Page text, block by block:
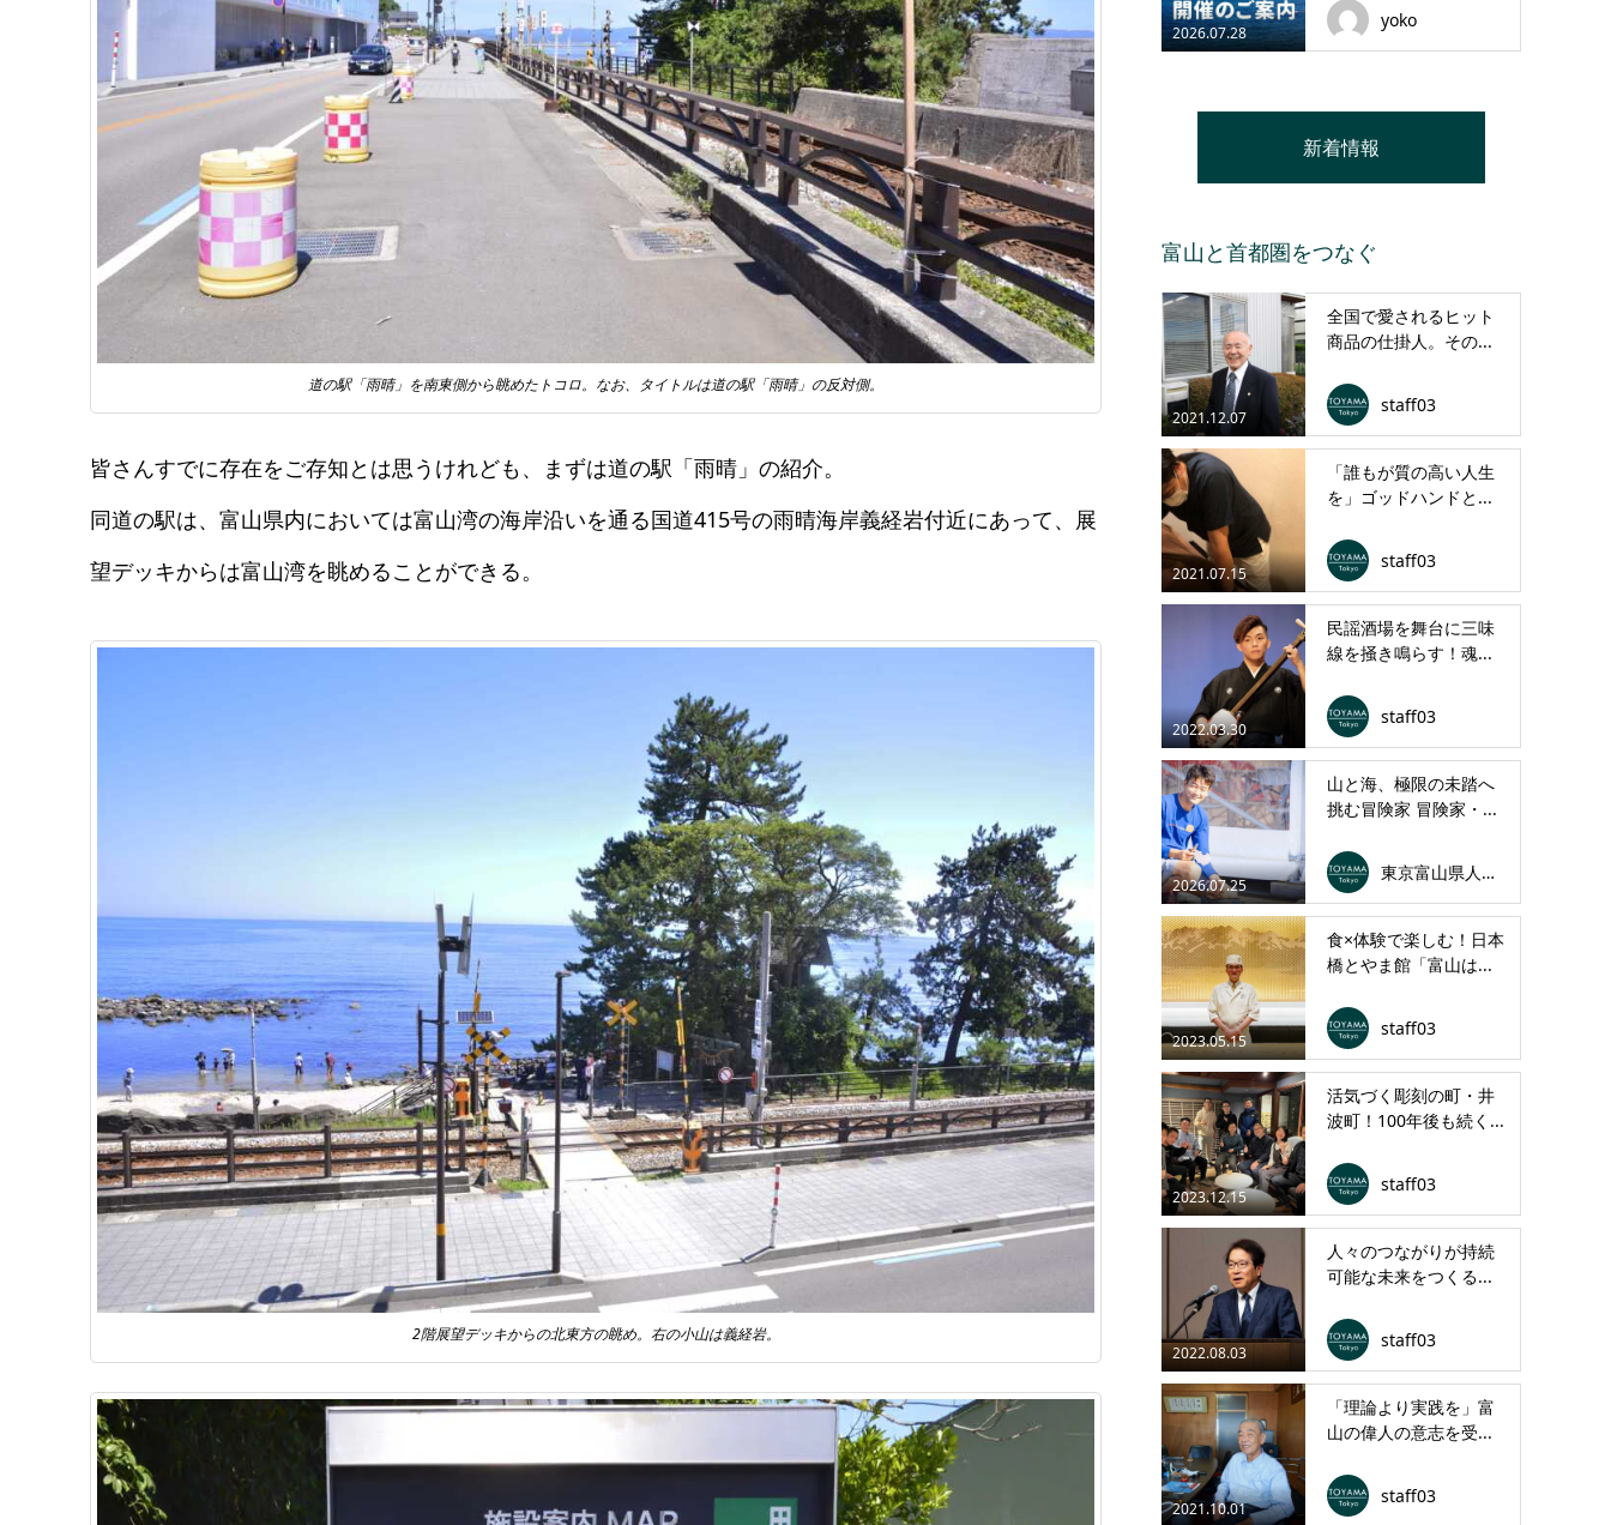
道の駅「雨晴」を南東側から眺めたトコロ。なお、タイトルは道の駅「雨晴」の反対側。
皆さんすでに存在をご存知とは思うけれども、まずは道の駅「雨晴」の紹介。
同道の駅は、富山県内においては富山湾の海岸沿いを通る国道415号の雨晴海岸義経岩付近にあって、展
望デッキからは富山湾を眺めることができる。
2階展望デッキからの北東方の眺め。右の小山は義経岩。
2026.07.28
yoko
新着情報
富山と首都圏をつなぐ
2021.12.07
全国で愛されるヒット
商品の仕掛人。その...
staff03
2021.07.15
「誰もが質の高い人生
を」ゴッドハンドと...
staff03
2022.03.30
民謡酒場を舞台に三味
線を掻き鳴らす！魂...
staff03
2026.07.25
山と海、極限の未踏へ
挑む冒険家 冒険家・...
東京富山県人会連合会
2023.05.15
食×体験で楽しむ！日本
橋とやま館「富山は...
staff03
2023.12.15
活気づく彫刻の町・井
波町！100年後も続く...
staff03
2022.08.03
人々のつながりが持続
可能な未来をつくる...
staff03
2021.10.01
「理論より実践を」富
山の偉人の意志を受...
staff03